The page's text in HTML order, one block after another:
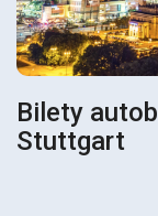
Bilety
Stuttgart